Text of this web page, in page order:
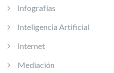
Infografías
Inteligencia Artificial
Internet
Mediación